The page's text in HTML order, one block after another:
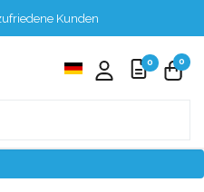
Kunden
0 0